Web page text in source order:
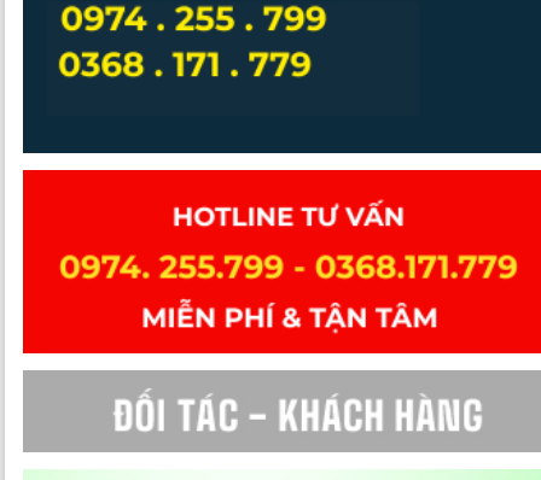
TP.HCM gặp khó trong xử lý vi phạm hành chính về an toàn thực
phẩm
An toàn thực phẩm trong bối cảnh mới